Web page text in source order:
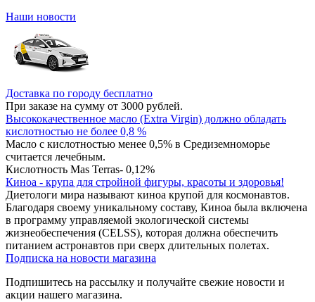
Наши новости
Доставка по городу бесплатно
При заказе на сумму от 3000 рублей.
Высококачественное масло (Extra Virgin) должно обладать
кислотностью не более 0,8 %
Масло с кислотностью менее 0,5% в Средиземноморье
считается лечебным.
Кислотность Mas Terras- 0,12%
Киноа - крупа для стройной фигуры, красоты и здоровья!
Диетологи мира называют киноа крупой для космонавтов.
Благодаря своему уникальному составу, Киноа была включена
в программу управляемой экологической системы
жизнеобеспечения (CELSS), которая должна обеспечить
питанием астронавтов при сверх длительных полетах.
Подписка на новости магазина
Подпишитесь на рассылку и получайте свежие новости и
акции нашего магазина.